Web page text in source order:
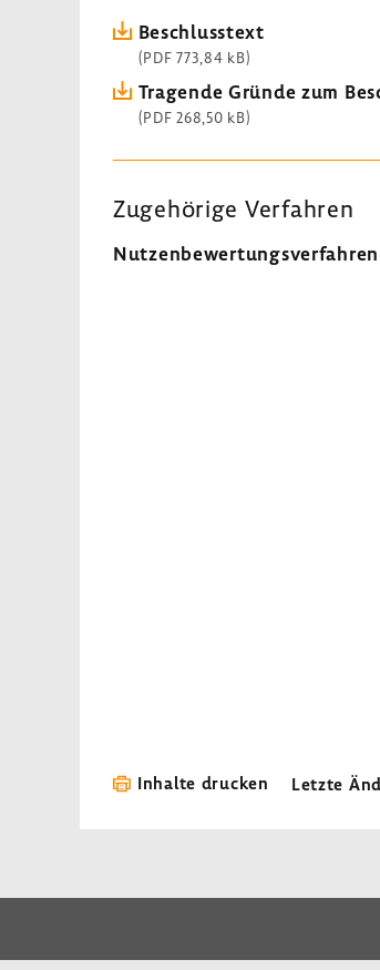
Beschluss­text
(PDF 773,84 kB)
Tragende Gründe zum
(PDF 268,50 kB)
Zuge­hö­rige Verfahren
Inhalte drucken Letzte